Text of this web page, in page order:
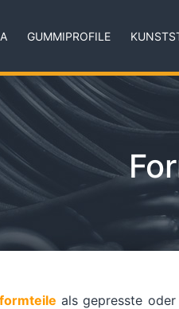
GUMMIPROFILE
als gepresste